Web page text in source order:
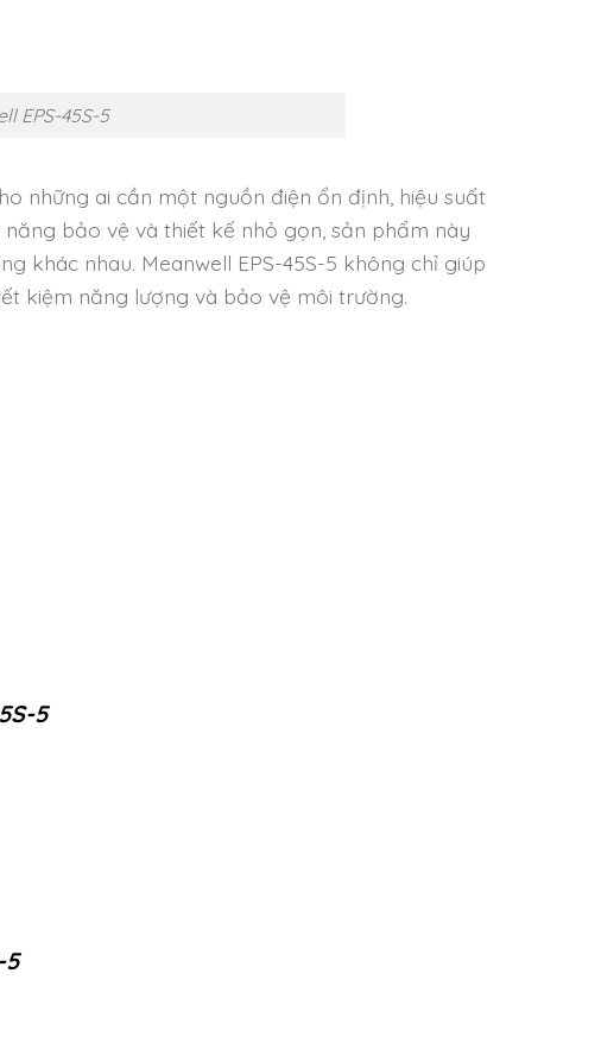
EPS-45S-5
những ai cần một nguồn điện ổn định, hiệu suất
bảo vệ và thiết kế nhỏ gọn, sản phẩm này
khác nhau. Meanwell EPS-45S-5 không chỉ giúp
kiệm năng lượng và bảo vệ môi trường.
5
5